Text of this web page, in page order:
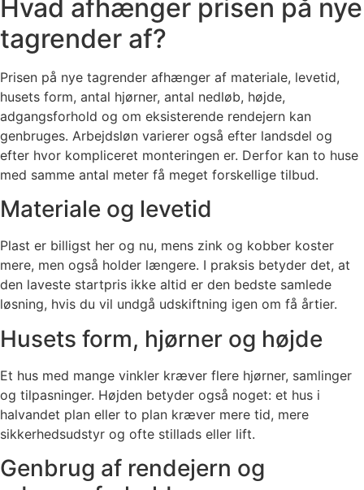
Hvad afhænger prisen på nye
tagrender af?
Prisen på nye tagrender afhænger af materiale, levetid,
husets form, antal hjørner, antal nedløb, højde,
adgangsforhold og om eksisterende rendejern kan
genbruges. Arbejdsløn varierer også efter landsdel og
efter hvor kompliceret monteringen er. Derfor kan to huse
med samme antal meter få meget forskellige tilbud.
Materiale og levetid
Plast er billigst her og nu, mens zink og kobber koster
mere, men også holder længere. I praksis betyder det, at
den laveste startpris ikke altid er den bedste samlede
løsning, hvis du vil undgå udskiftning igen om få årtier.
Husets form, hjørner og højde
Et hus med mange vinkler kræver flere hjørner, samlinger
og tilpasninger. Højden betyder også noget: et hus i
halvandet plan eller to plan kræver mere tid, mere
sikkerhedsudstyr og ofte stillads eller lift.
Genbrug af rendejern og